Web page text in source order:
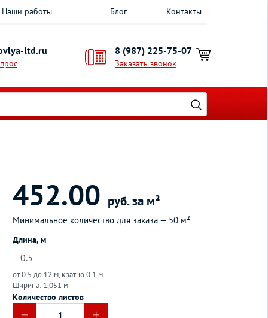
Наши работы Блог Контакты
ltd.ru 8 (987) 225-75-07
Заказать звонок
452.00 руб. за м²
Минимальное количество для заказа — 50 м²
Длина, м
от 0.5 до 12 м, кратно 0.1 м
Ширина: 1,051 м
Количество листов